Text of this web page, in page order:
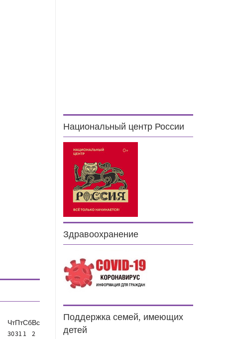
ЧтПтСбВс
30311 2
Национальный центр России
Здравоохранение
Поддержка семей, имеющих
детей